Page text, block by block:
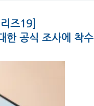
즈19]
한 공식 조사에 착수